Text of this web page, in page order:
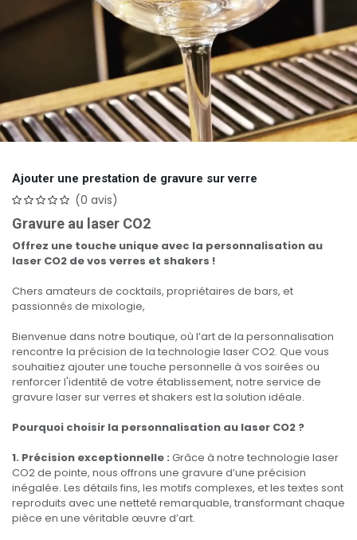
Ajouter une prestation de gravure sur verre
(0 avis)
Gravure au laser CO2
Offrez une touche unique avec la personnalisation au
laser CO2 de vos verres et shakers !
Chers amateurs de cocktails, propriétaires de bars, et
passionnés de mixologie,
Bienvenue dans notre boutique, où l’art de la personnalisation
rencontre la précision de la technologie laser CO2. Que vous
souhaitiez ajouter une touche personnelle à vos soirées ou
renforcer l'identité de votre établissement, notre service de
gravure laser sur verres et shakers est la solution idéale.
Pourquoi choisir la personnalisation au laser CO2 ?
1. Précision exceptionnelle : Grâce à notre technologie laser
CO2 de pointe, nous offrons une gravure d’une précision
inégalée. Les détails fins, les motifs complexes, et les textes sont
reproduits avec une netteté remarquable, transformant chaque
pièce en une véritable œuvre d’art.